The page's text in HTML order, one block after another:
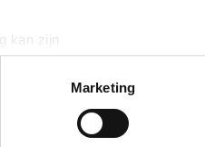
kan zijn
detailgedeeltein. U kunt uw
Marketing